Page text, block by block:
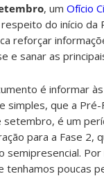
, umOfício
do início da
reforçar
e sanar as
é informar
simples, que a Pré-
setembro, é um
para a Fase 2,
semipresencial.
tenhamos poucas